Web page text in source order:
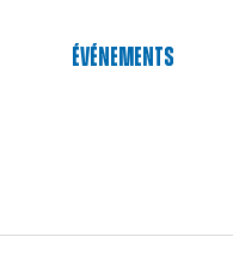
événements